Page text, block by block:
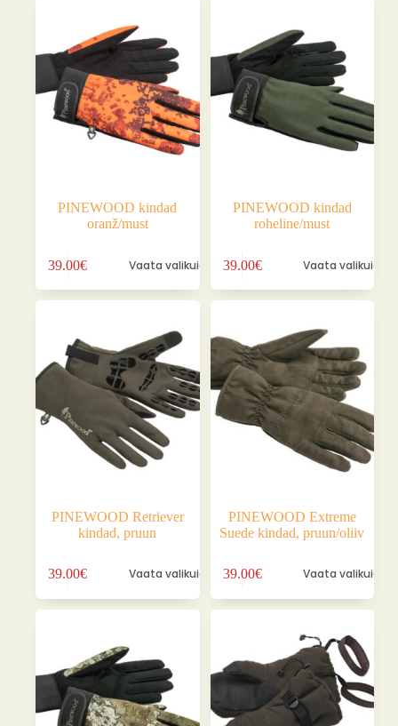
teha
tootelehel.
teha
tootelehel.
PINEWOOD kindad
oranž/must
39.00€ Vaata valikuid
tootel
mitu
tootelehel.
PINEWOOD kindad
roheline/must
39.00€ Vaata valikuid
tootel
on
mitu
saab
teha
tootelehel.
PINEWOOD Retriever
kindad, pruun
39.00€ Vaata valikuid
tootel
mitu
teha
tootelehel.
PINEWOOD Extreme
Suede kindad, pruun/oliiv
39.00€ Vaata valikuid
tootel
on
mitu
teha
tootelehel.